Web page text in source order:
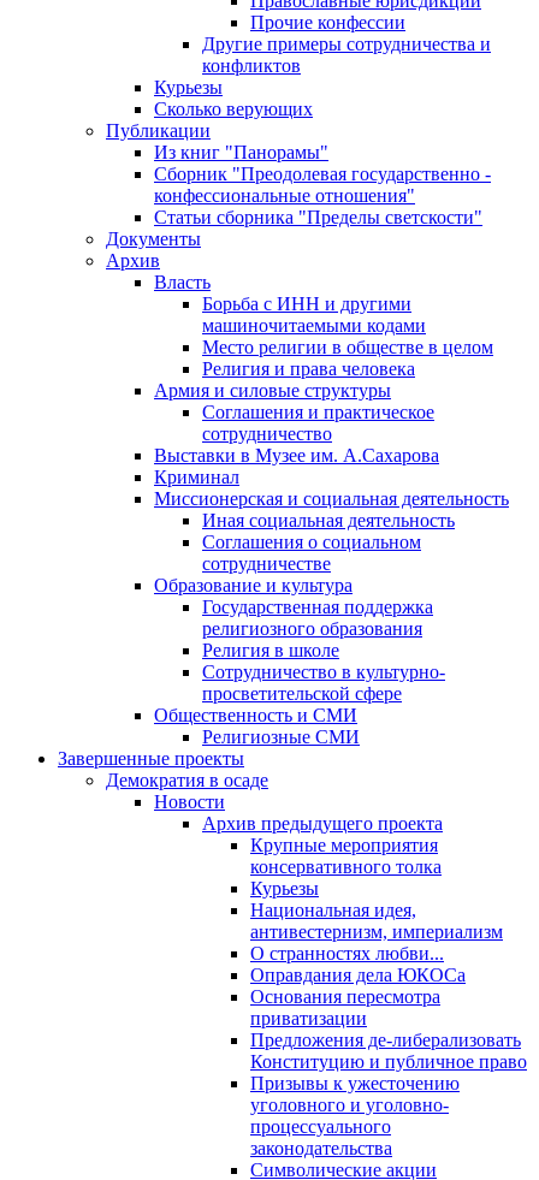
Прочие конфессии
Другие примеры сотрудничества и
конфликтов
Курьезы
Сколько верующих
Публикации
Из книг "Панорамы"
Сборник "Преодолевая государственно -
конфессиональные отношения"
Статьи сборника "Пределы светскости"
Документы
Архив
Власть
Борьба с ИНН и другими
машиночитаемыми кодами
Место религии в обществе в целом
Религия и права человека
Армия и силовые структуры
Соглашения и практическое
сотрудничество
Выставки в Музее им. А.Сахарова
Криминал
Миссионерская и социальная деятельность
Иная социальная деятельность
Соглашения о социальном
сотрудничестве
Образование и культура
Государственная поддержка
религиозного образования
Религия в школе
Сотрудничество в культурно-
просветительской сфере
Общественность и СМИ
Религиозные СМИ
Завершенные проекты
Демократия в осаде
Новости
Архив предыдущего проекта
Крупные мероприятия
консервативного толка
Курьезы
Национальная идея,
антивестернизм, империализм
О странностях любви...
Оправдания дела ЮКОСа
Основания пересмотра
приватизации
Предложения де-либерализовать
Конституцию и публичное право
Призывы к ужесточению
уголовного и уголовно-
процессуального
законодательства
Символические акции